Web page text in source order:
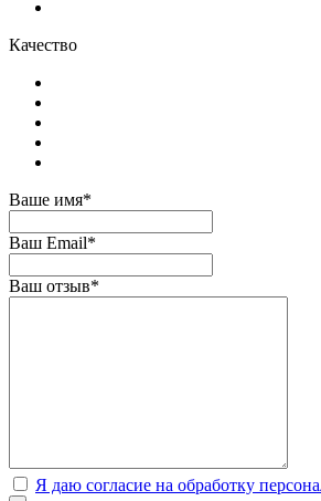
Качество
Ваше имя*
Ваш Email*
Ваш отзыв*
Я даю согласие на обработку